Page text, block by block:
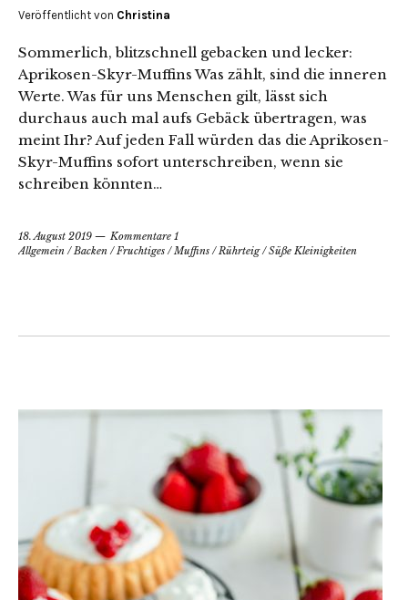
Veröffentlicht von Christina
Sommerlich, blitzschnell gebacken und lecker:
Aprikosen-Skyr-Muffins Was zählt, sind die inneren
Werte. Was für uns Menschen gilt, lässt sich
durchaus auch mal aufs Gebäck übertragen, was
meint Ihr? Auf jeden Fall würden das die Aprikosen-
Skyr-Muffins sofort unterschreiben, wenn sie
schreiben könnten…
18. August 2019
Kommentare 1
Allgemein /Backen /Fruchtiges /Muffins /Rührteig/Süße Kleinigkeiten